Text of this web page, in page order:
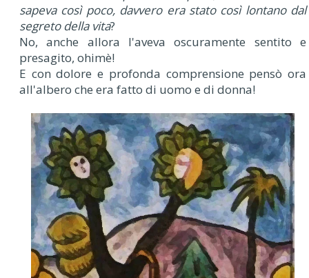
sapeva così poco, davvero era stato così lontano dal
segreto della vita?
No, anche allora l'aveva oscuramente sentito e
presagito, ohimè!
E con dolore e profonda comprensione pensò ora
all'albero che era fatto di uomo e di donna!